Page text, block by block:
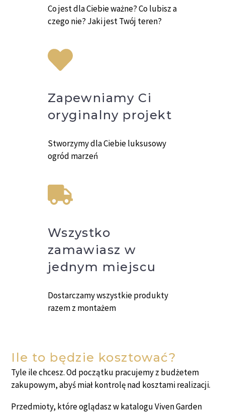
Co jest dla Ciebie ważne? Co lubisz a
czego nie? Jaki jest Twój teren?
Zapewniamy Ci
oryginalny projekt
Stworzymy dla Ciebie luksusowy
ogród marzeń
Wszystko
zamawiasz w
jednym miejscu
Dostarczamy wszystkie produkty
razem z montażem
Ile to będzie kosztować?
Tyle ile chcesz. Od początku pracujemy z budżetem
zakupowym, abyś miał kontrolę nad kosztami realizacji.
Przedmioty, które oglądasz w katalogu Viven Garden